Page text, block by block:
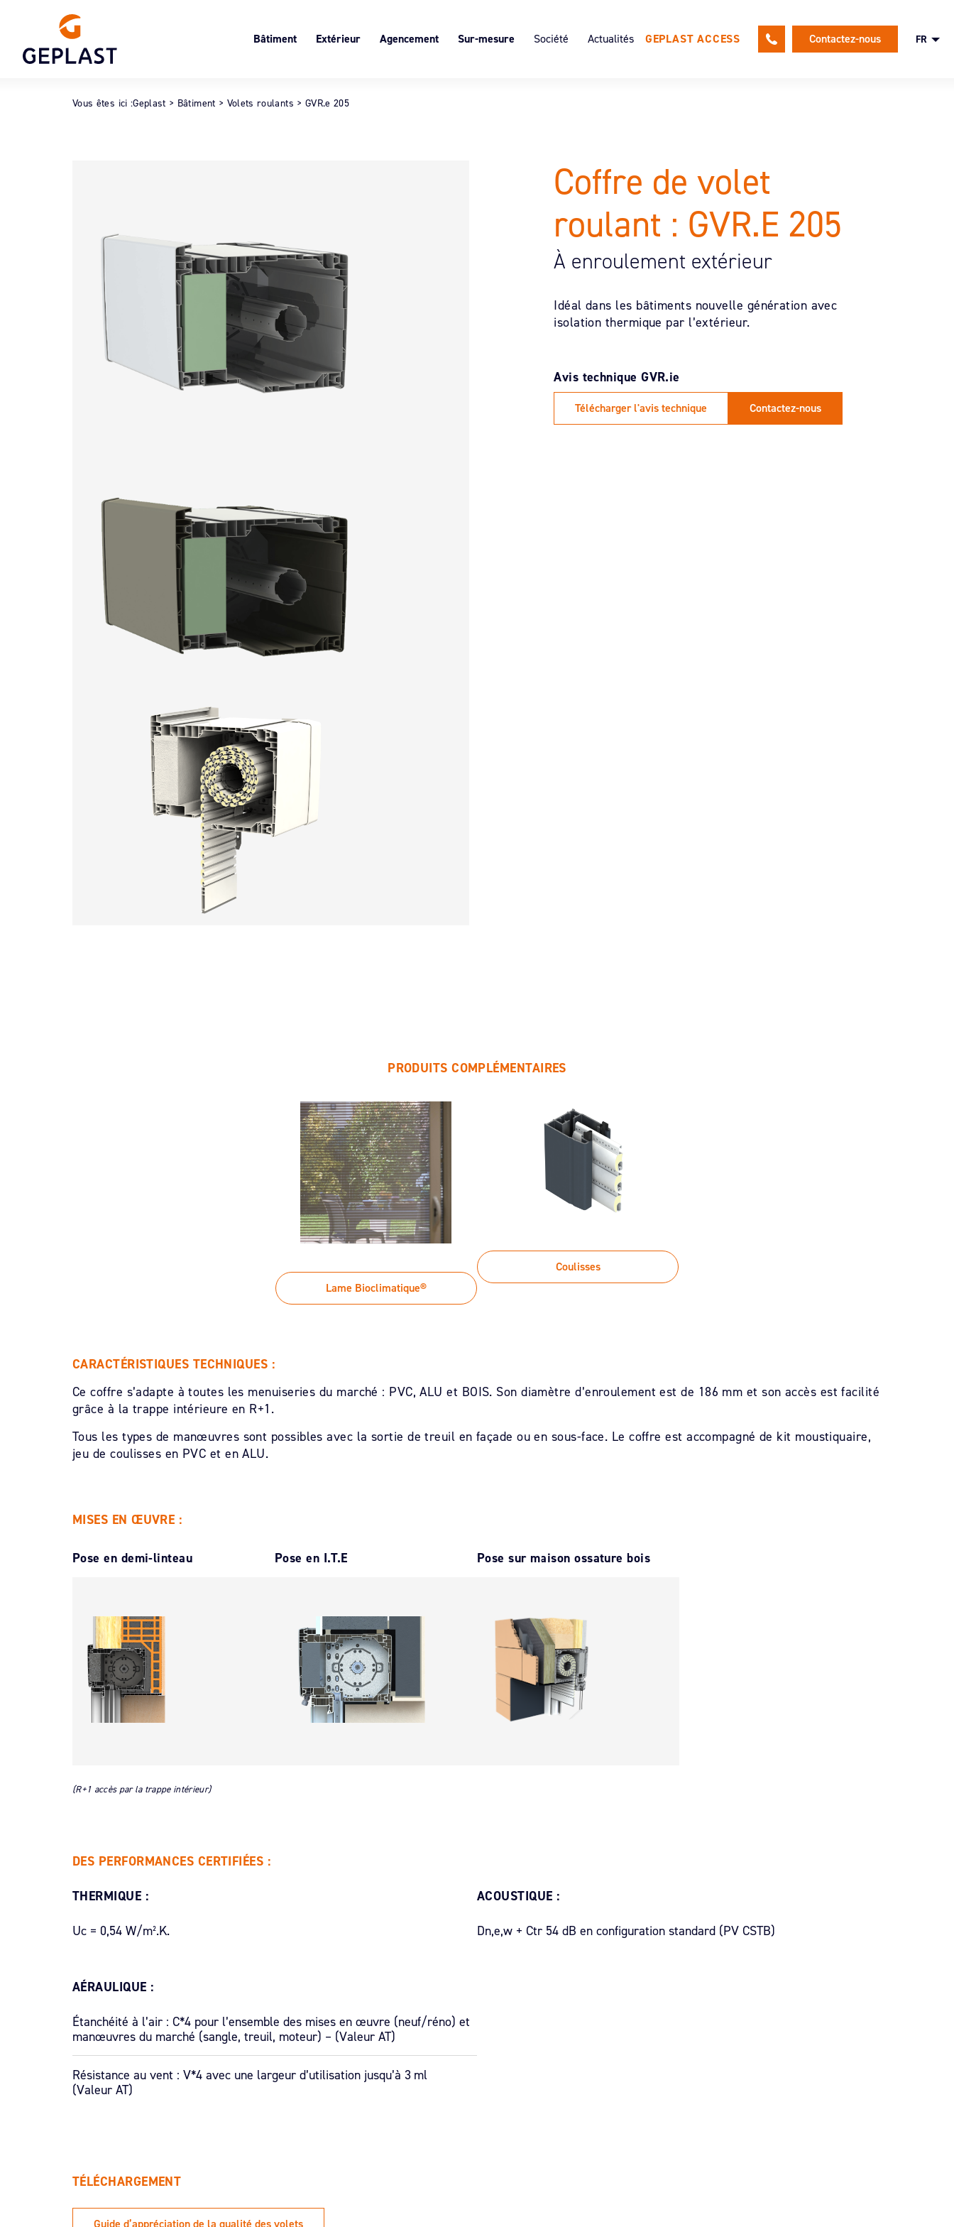
Bâtiment Extérieur Agencement Sur-mesure Société
Recrutement
salariés
Candidature spontanée
Actualités GEPLAST ACCESS Contactez-nous FR
Vous êtes ici :Geplast > Bâtiment > Volets roulants > GVR.e 205
Coffre de volet
roulant : GVR.E 205
À enroulement extérieur
Idéal dans les bâtiments nouvelle génération avec
isolation thermique par l’extérieur.
Télécharger l'avis technique Contactez-nous
PRODUITS COMPLÉMENTAIRES
Lame Bioclimatique®
Coulisses
CARACTÉRISTIQUES TECHNIQUES :
Ce coffre s’adapte à toutes les menuiseries du marché : PVC, ALU et BOIS. Son diamètre d’enroulement est de 186 mm et son accès est facilité
grâce à la trappe intérieure en R+1.
Tous les types de manœuvres sont possibles avec la sortie de treuil en façade ou en sous-face. Le coffre est accompagné de kit moustiquaire,
jeu de coulisses en PVC et en ALU.
MISES EN ŒUVRE :
Pose en demi-linteau
(R+1 accès par la trappe intérieur)
Pose en I.T.E Pose sur maison ossature bois
DES PERFORMANCES CERTIFIÉES :
THERMIQUE :
Uc = 0,54 W/m².K.
ACOUSTIQUE :
Dn,e,w + Ctr 54 dB en configuration standard (PV CSTB)
AÉRAULIQUE :
Étanchéité à l’air : C*4 pour l’ensemble des mises en œuvre (neuf/réno) et
manœuvres du marché (sangle, treuil, moteur) – (Valeur AT)
Résistance au vent : V*4 avec une largeur d’utilisation jusqu’à 3 ml
(Valeur AT)
TÉLÉCHARGEMENT
Guide d’appréciation de la qualité des volets